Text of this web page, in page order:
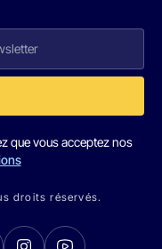
que vous acceptez nos
droits réservés.